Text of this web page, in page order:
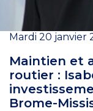
Mardi 20 janvier
Maintien et
routier :
Brome-